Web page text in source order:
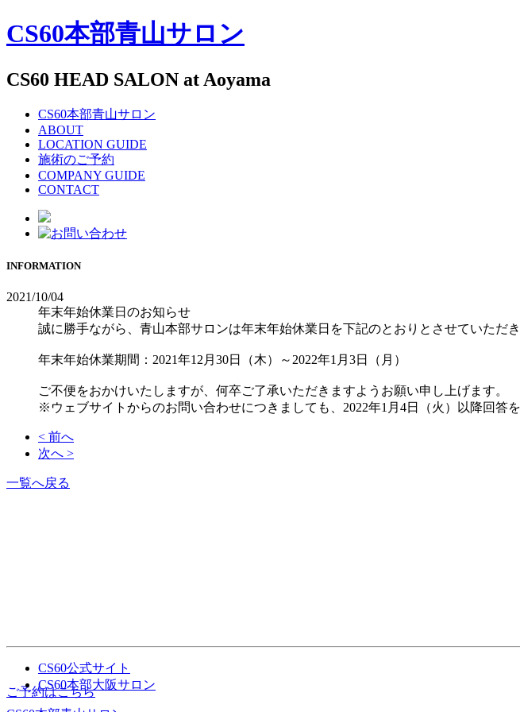
CS60本部青山サロン
CS60 HEAD SALON at Aoyama
CS60本部青山サロン
ABOUT
LOCATION GUIDE
施術のご予約
COMPANY GUIDE
CONTACT
INFORMATION
2021/10/04
年末年始休業日のお知らせ
誠に勝手ながら、青山本部サロンは年末年始休業日を下記のとおりとさせていただき
年末年始休業期間：2021年12月30日（木）～2022年1月3日（月）
ご不便をおかけいたしますが、何卒ご了承いただきますようお願い申し上げます。
※ウェブサイトからのお問い合わせにつきましても、2022年1月4日（火）以降回答
< 前へ
次へ >
一覧へ戻る
CS60公式サイト
CS60本部大阪サロン
ご予約はこちら